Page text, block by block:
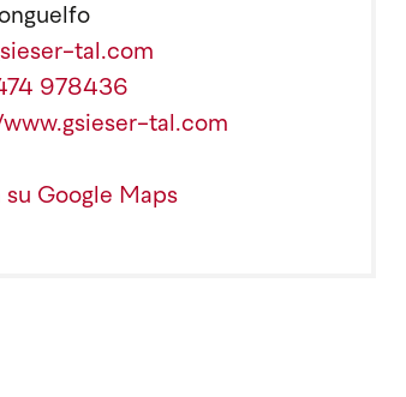
tal.com
978436
tal.com
su Google Maps